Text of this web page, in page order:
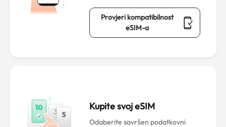
Provjeri kompatibilnost
eSIM-a
Kupite svoj eSIM
Odaberite savršen podatkovni